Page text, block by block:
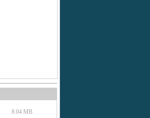
8.04 MB